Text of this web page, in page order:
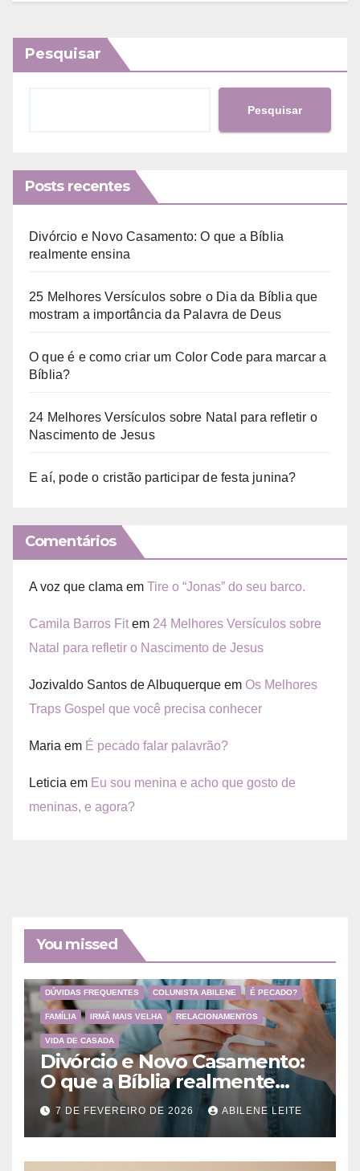
Pesquisar
Pesquisar
Posts recentes
Divórcio e Novo Casamento: O que a Bíblia
realmente ensina
25 Melhores Versículos sobre o Dia da Bíblia que
mostram a importância da Palavra de Deus
O que é e como criar um Color Code para marcar a
Bíblia?
24 Melhores Versículos sobre Natal para refletir o
Nascimento de Jesus
E aí, pode o cristão participar de festa junina?
Comentários
A voz que clama em Tire o “Jonas” do seu barco.
Camila Barros Fit em 24 Melhores Versículos sobre
Natal para refletir o Nascimento de Jesus
Jozivaldo Santos de Albuquerque em Os Melhores
Traps Gospel que você precisa conhecer
Maria em É pecado falar palavrão?
Leticia em Eu sou menina e acho que gosto de
meninas, e agora?
You missed
DÚVIDAS FREQUENTES COLUNISTA ABILENE É PECADO?
FAMÍLIA IRMÃ MAIS VELHA RELACIONAMENTOS
VIDA DE CASADA
Divórcio e Novo Casamento:
O que a Bíblia realmente
ensina
7 DE FEVEREIRO DE 2026 ABILENE LEITE